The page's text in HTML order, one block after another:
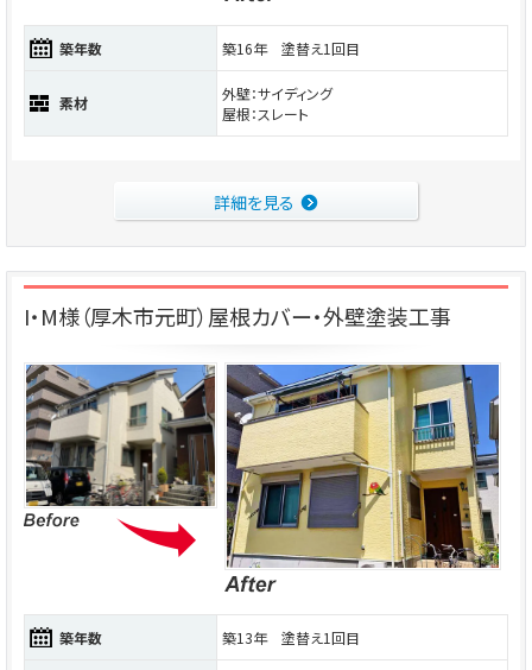
築年数 築16年 塗替え1回目
素材
外壁：サイディング
屋根：スレート
詳細を見る
I・M様（厚木市元町）屋根カバー・外壁塗装工事
築年数 築13年 塗替え1回目